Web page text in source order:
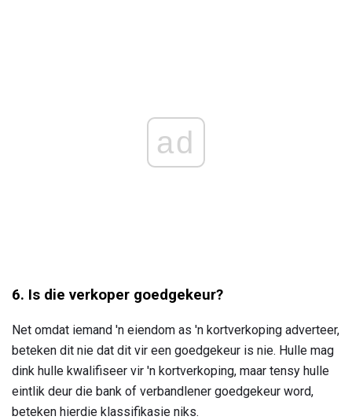
ad
6. Is die verkoper goedgekeur?
Net omdat iemand 'n eiendom as 'n kortverkoping adverteer,
beteken dit nie dat dit vir een goedgekeur is nie. Hulle mag
dink hulle kwalifiseer vir 'n kortverkoping, maar tensy hulle
eintlik deur die bank of verbandlener goedgekeur word,
beteken hierdie klassifikasie niks.